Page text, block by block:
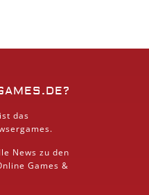
das
News zu den
Games &